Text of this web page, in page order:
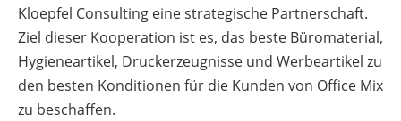
Kloepfel Consulting eine strategische Partnerschaft.
Ziel dieser Kooperation ist es, das beste Büromaterial,
Hygieneartikel, Druckerzeugnisse und Werbeartikel zu
den besten Konditionen für die Kunden von Office Mix
zu beschaffen.